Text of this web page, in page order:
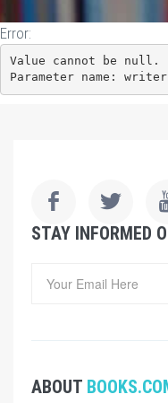
Error:
Value cannot be null.
Parameter name: writer
STAY INFORMED
ABOUT